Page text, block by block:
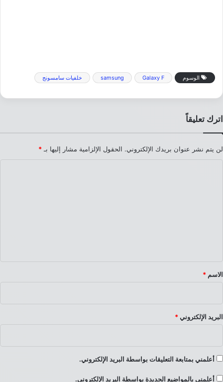
الوسوم Galaxy F
samsung خلفيات سامسونج
اترك تعليقاً
لن يتم نشر عنوان بريدك الإلكتروني. الحقول الإلزامية مشار إليها بـ *
*
الاسم *
البريد الإلكتروني *
أعلمني بمتابعة التعليقات بواسطة البريد الإلكتروني.
أعلمني بالمواضيع الجديدة بواسطة البريد الإلكتروني.